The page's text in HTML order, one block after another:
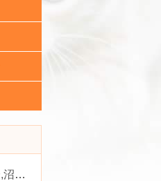
沼澤側頸龜的品種簡介,沼澤側頸龜的護理知識